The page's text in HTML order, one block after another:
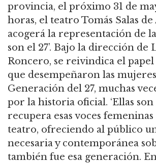
provincia, el próximo 31 de
horas, el teatro Tomás Salas
acogerá la representación de la
son el 27’. Bajo la dirección de
Roncero, se reivindica el
que desempeñaron las
Generación del 27, muchas
por la historia oficial. ‘Ellas son
recupera esas voces
teatro, ofreciendo al público
necesaria y contemporánea
también fue esa generación.